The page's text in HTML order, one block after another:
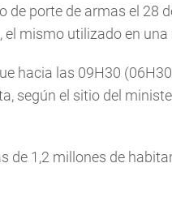
de porte de armas el 28
mismo utilizado en
hacia las 09H30
según el sitio del
de 1,2 millones de